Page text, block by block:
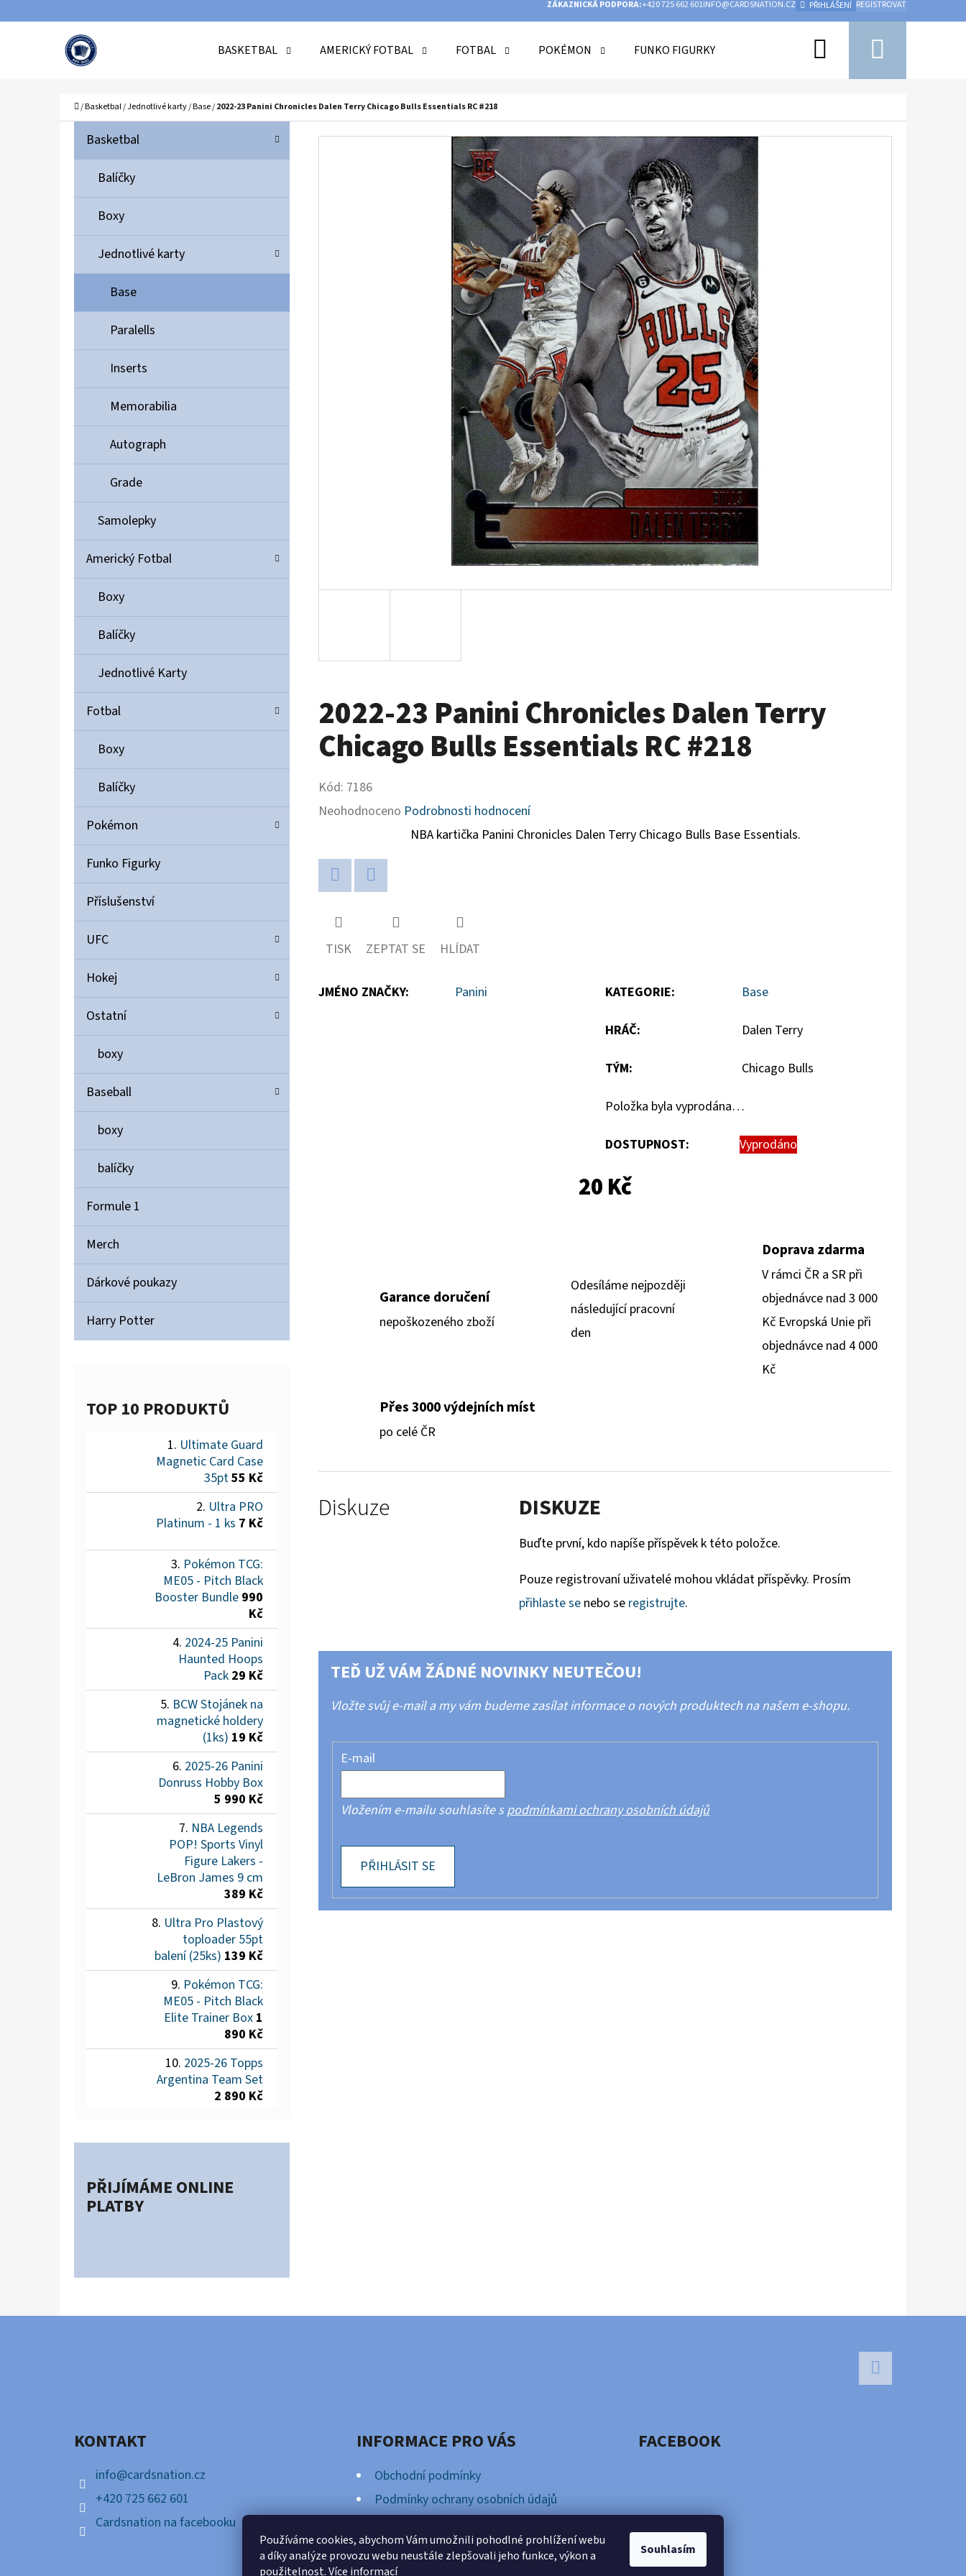
Používáme cookies, abychom Vám umožnili pohodlné prohlížení webu
a díky analýze provozu webu neustále zlepšovali jeho funkce, výkon a
použitelnost.Více informací
Souhlasím
ZÁKAZNICKÁ PODPORA:+420 725 662 601INFO@CARDSNATION.CZ PŘIHLÁŠENÍ REGISTROVAT
BASKETBAL AMERICKÝ FOTBAL FOTBAL POKÉMON FUNKO FIGURKY Hledat
Domů
/Basketbal/Jednotlivé karty/Base/2022-23 Panini Chronicles Dalen Terry Chicago Bulls Essentials RC #218
Přeskočit
kategorie
K
T
G
R
E
Basketbal
Balíčky
Boxy
Jednotlivé karty
Base
Paralells
Inserts
Memorabilia
Autograph
Grade
Samolepky
Americký Fotbal
Boxy
Balíčky
Jednotlivé Karty
Fotbal
Boxy
Balíčky
Pokémon
Funko Figurky
Příslušenství
UFC
Hokej
Ostatní
boxy
Baseball
boxy
balíčky
Formule 1
Merch
Dárkové poukazy
Harry Potter
TOP 10 PRODUKTŮ
Ultimate Guard
Magnetic Card Case
35pt55 Kč
Ultra PRO
Platinum - 1 ks 7 Kč
Pokémon TCG:
ME05 - Pitch Black
Booster Bundle 990
Kč
2024-25 Panini
Haunted Hoops
Pack 29 Kč
BCW Stojánek na
magnetické holdery
(1ks) 19 Kč
2025-26 Panini
Donruss Hobby Box
5 990 Kč
NBA Legends
POP! Sports Vinyl
Figure Lakers -
LeBron James 9 cm
389 Kč
Ultra Pro Plastový
toploader 55pt
balení (25ks) 139 Kč
Pokémon TCG:
ME05 - Pitch Black
Elite Trainer Box 1
890 Kč
2025-26 Topps
Argentina Team Set
2 890 Kč
PŘIJÍMÁME ONLINE
PLATBY
2022-23 Panini Chronicles Dalen Terry
Chicago Bulls Essentials RC #218
Kód: 7186
Průměrné
produktu
Neohodnoceno Podrobnosti hodnocení
NBA kartička Panini Chronicles Dalen Terry Chicago Bulls Base Essentials.
TISK ZEPTAT SE HLÍDAT
JMÉNO ZNAČKY: Panini KATEGORIE: Base
HRÁČ: Dalen Terry
TÝM: Chicago Bulls
Položka byla vyprodána…
DOSTUPNOST: Vyprodáno
20 Kč
Garance doručení
nepoškozeného zboží
Odesíláme nejpozději
následující pracovní
den
Doprava zdarma
V rámci ČR a SR při
objednávce nad 3 000
Kč Evropská Unie při
objednávce nad 4 000
Kč
Přes 3000 výdejních míst
po celé ČR
Diskuze DISKUZE
Buďte první, kdo napíše příspěvek k této položce.
Pouze registrovaní uživatelé mohou vkládat příspěvky. Prosím
přihlaste se nebo se registrujte.
TEĎ UŽ VÁM ŽÁDNÉ NOVINKY NEUTEČOU!
Vložte svůj e-mail a my vám budeme zasílat informace o nových produktech na našem e-shopu.
E-mail
Vložením e-mailu souhlasíte spodmínkami ochrany osobních údajů
PŘIHLÁSIT SE
Zpět
Zpět
HLEDAT
DOPORUČUJEME
ULTIMATE GUARD MAGNETIC CARD CASE 35PT
POKÉMON TCG: ME05 - PITCH BLACK
BOOSTER BUNDLE
990 Kč
KONTAKT
info@cardsnation.cz
+420 725 662 601
Cardsnation na facebooku
INFORMACE PRO VÁS
Obchodní podmínky
Podmínky ochrany osobních údajů
FACEBOOK